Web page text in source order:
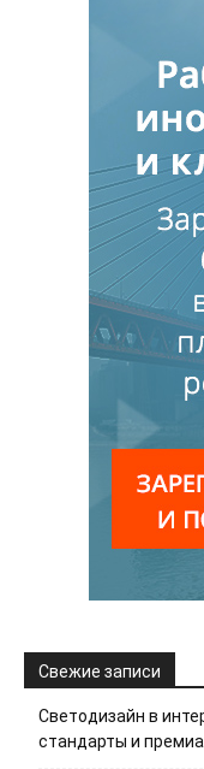
Свежие записи
Светодизайн в
стандарты и